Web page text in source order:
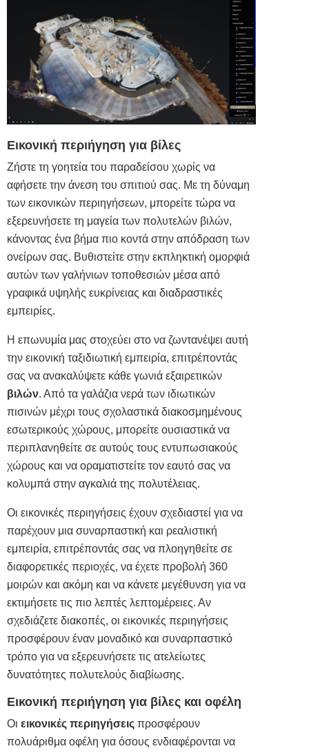
Εικονική περιήγηση για βίλες
Ζήστε τη γοητεία του παραδείσου χωρίς να
αφήσετε την άνεση του σπιτιού σας. Με τη δύναμη
των εικονικών περιηγήσεων, μπορείτε τώρα να
εξερευνήσετε τη μαγεία των πολυτελών βιλών,
κάνοντας ένα βήμα πιο κοντά στην απόδραση των
ονείρων σας. Βυθιστείτε στην εκπληκτική ομορφιά
αυτών των γαλήνιων τοποθεσιών μέσα από
γραφικά υψηλής ευκρίνειας και διαδραστικές
εμπειρίες.
Η επωνυμία μας στοχεύει στο να ζωντανέψει αυτή
την εικονική ταξιδιωτική εμπειρία, επιτρέποντάς
σας να ανακαλύψετε κάθε γωνιά εξαιρετικών
βιλών. Από τα γαλάζια νερά των ιδιωτικών
πισινών μέχρι τους σχολαστικά διακοσμημένους
εσωτερικούς χώρους, μπορείτε ουσιαστικά να
περιπλανηθείτε σε αυτούς τους εντυπωσιακούς
χώρους και να οραματιστείτε τον εαυτό σας να
κολυμπά στην αγκαλιά της πολυτέλειας.
Οι εικονικές περιηγήσεις έχουν σχεδιαστεί για να
παρέχουν μια συναρπαστική και ρεαλιστική
εμπειρία, επιτρέποντάς σας να πλοηγηθείτε σε
διαφορετικές περιοχές, να έχετε προβολή 360
μοιρών και ακόμη και να κάνετε μεγέθυνση για να
εκτιμήσετε τις πιο λεπτές λεπτομέρειες. Αν
σχεδιάζετε διακοπές, οι εικονικές περιηγήσεις
προσφέρουν έναν μοναδικό και συναρπαστικό
τρόπο για να εξερευνήσετε τις ατελείωτες
δυνατότητες πολυτελούς διαβίωσης.
Εικονική περιήγηση για βίλες και οφέλη
Οι εικονικές περιηγήσεις προσφέρουν
πολυάριθμα οφέλη για όσους ενδιαφέρονται να